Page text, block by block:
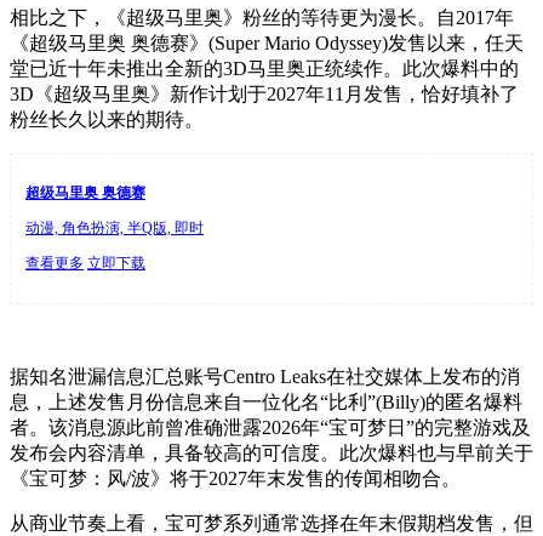
相比之下，《超级马里奥》粉丝的等待更为漫长。自2017年
《超级马里奥 奥德赛》(Super Mario Odyssey)发售以来，任天
堂已近十年未推出全新的3D马里奥正统续作。此次爆料中的
3D《超级马里奥》新作计划于2027年11月发售，恰好填补了
粉丝长久以来的期待。
超级马里奥 奥德赛
动漫, 角色扮演, 半Q版, 即时
查看更多 立即下载
据知名泄漏信息汇总账号Centro Leaks在社交媒体上发布的消
息，上述发售月份信息来自一位化名“比利”(Billy)的匿名爆料
者。该消息源此前曾准确泄露2026年“宝可梦日”的完整游戏及
发布会内容清单，具备较高的可信度。此次爆料也与早前关于
《宝可梦：风/波》将于2027年末发售的传闻相吻合。
从商业节奏上看，宝可梦系列通常选择在年末假期档发售，但